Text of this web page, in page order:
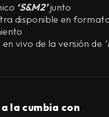
‘S&M2’junto
disponible en
vivo de la versión de
la cumbia con